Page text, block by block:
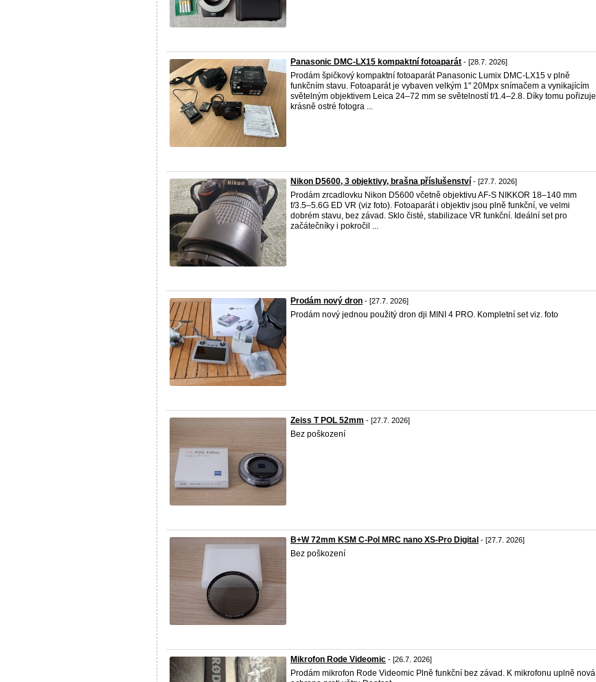
Panasonic DMC-LX15 kompaktní fotoaparát - [28.7. 2026]
Prodám špičkový kompaktní fotoaparát Panasonic Lumix DMC-LX15 v plně
funkčním stavu. Fotoaparát je vybaven velkým 1" 20Mpx snímačem a vynikajícím
světelným objektivem Leica 24–72 mm se světelností f/1.4–2.8. Díky tomu pořizuje
krásně ostré fotogra ...
Nikon D5600, 3 objektivy, brašna příslušenství - [27.7. 2026]
Prodám zrcadlovku Nikon D5600 včetně objektivu AF-S NIKKOR 18–140 mm
f/3.5–5.6G ED VR (viz foto). Fotoaparát i objektiv jsou plně funkční, ve velmi
dobrém stavu, bez závad. Sklo čisté, stabilizace VR funkční. Ideální set pro
začátečníky i pokročil ...
Prodám nový dron - [27.7. 2026]
Prodám nový jednou použitý dron dji MINI 4 PRO. Kompletní set viz. foto
Zeiss T POL 52mm - [27.7. 2026]
Bez poškození
B+W 72mm KSM C-Pol MRC nano XS-Pro Digital - [27.7. 2026]
Bez poškození
Mikrofon Rode Videomic - [26.7. 2026]
Prodám mikrofon Rode Videomic Plně funkční bez závad. K mikrofonu uplně nová